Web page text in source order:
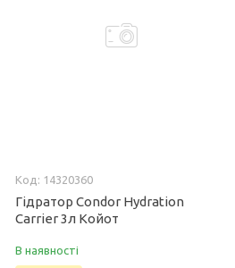
14320360
Гідратор Condor Hydration
Carrier 3л Койот
В наявності